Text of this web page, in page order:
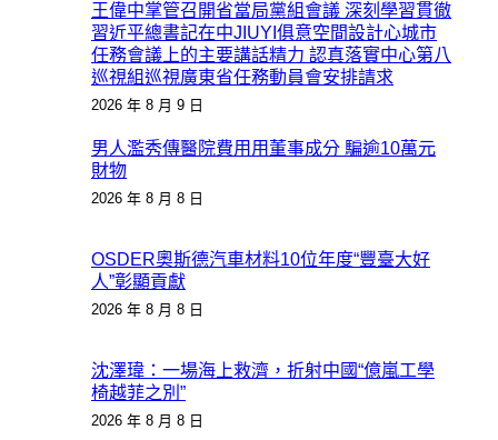
王偉中掌管召開省當局黨組會議 深刻學習貫徹
習近平總書記在中JIUYI俱意空間設計心城市
任務會議上的主要講話精力 認真落實中心第八
巡視組巡視廣東省任務動員會安排請求
2026 年 8 月 9 日
男人濫秀傳醫院費用用董事成分 騙逾10萬元
財物
2026 年 8 月 8 日
OSDER奧斯德汽車材料10位年度“豐臺大好
人”彰顯貢獻
2026 年 8 月 8 日
沈澤瑋：一場海上救濟，折射中國“億嵐工學
椅越菲之別”
2026 年 8 月 8 日